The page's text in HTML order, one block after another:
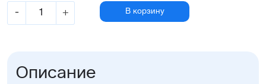
- + В корзину
Описание